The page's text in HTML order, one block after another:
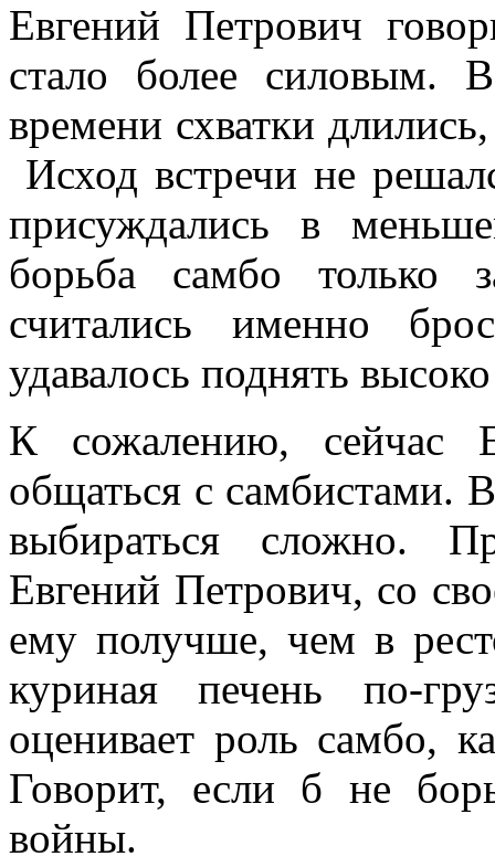
Евгений Петрович
стало более силовым.
времени схватки
Исход встречи не
присуждались в
борьба самбо только
считались именно
удавалось поднять
К сожалению, сейчас
общаться с самбистами.
выбираться сложно.
Евгений Петрович, со
ему получше, чем в
куриная печень по-
оценивает роль самбо,
Говорит, если б не
войны.